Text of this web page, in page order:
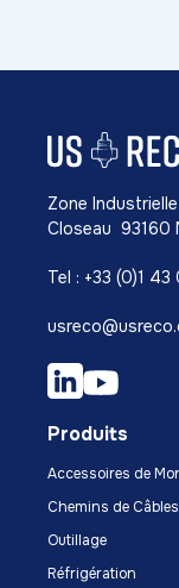
Zone
Closeau 93160
Tel : +33 (0)1
Produits
Accessoires de
Chemins de Câbles
Outillage
Réfrigération